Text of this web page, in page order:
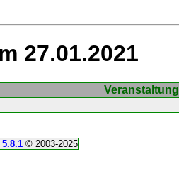
27.01.2021
Veranstaltung
© 2003-2025